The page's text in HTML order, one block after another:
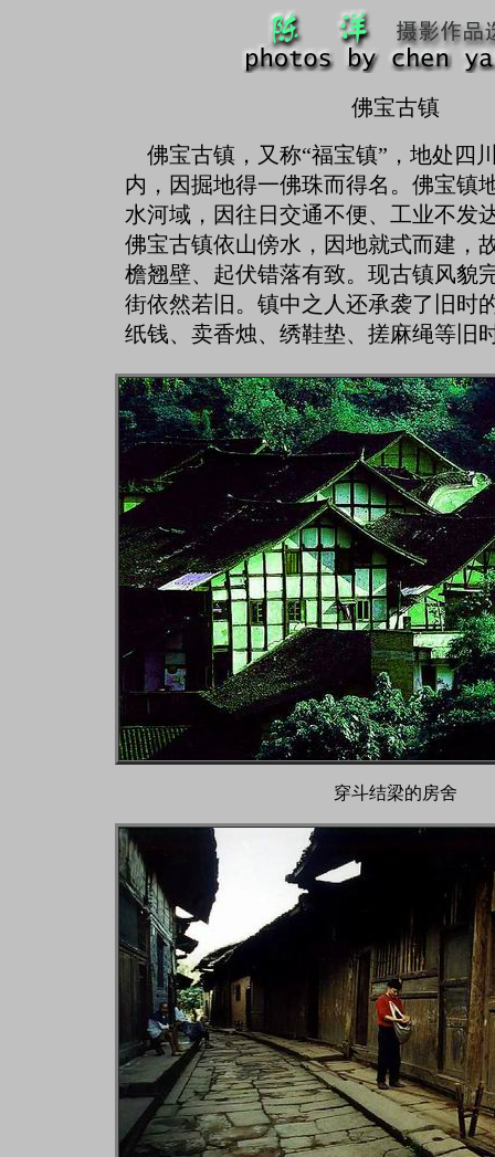
佛宝古镇
佛宝古镇，又称“福宝镇”，地处四
内，因掘地得一佛珠而得名。佛宝镇
水河域，因往日交通不便、工业不发
佛宝古镇依山傍水，因地就式而建，
檐翘壁、起伏错落有致。现古镇风貌
街依然若旧。镇中之人还承袭了旧时
纸钱、卖香烛、绣鞋垫、搓麻绳等旧
穿斗结梁的房舍